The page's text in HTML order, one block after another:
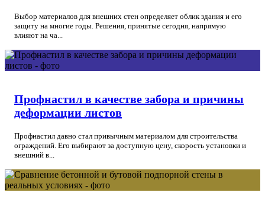
Выбор материалов для внешних стен определяет облик здания и его
защиту на многие годы. Решения, принятые сегодня, напрямую
влияют на ча...
Профнастил в качестве забора и причины
деформации листов
Профнастил давно стал привычным материалом для строительства
ограждений. Его выбирают за доступную цену, скорость установки и
внешний в...